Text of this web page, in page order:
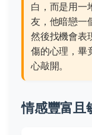
白，而是用一
友，他暗戀一
然後找機會表
傷的心理，畢
心敲開。
情感豐富且